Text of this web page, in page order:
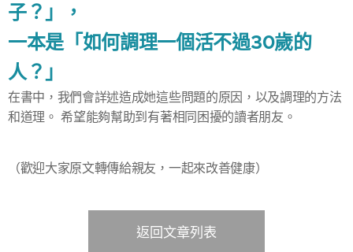
子？」，
一本是「如何調理一個活不過30歲的
人？」
在書中，我們會詳述造成她這些問題的原因，以及調理的方法
和道理。 希望能夠幫助到有著相同困擾的讀者朋友。
（歡迎大家原文轉傳給親友，一起來改善健康）
返回文章列表